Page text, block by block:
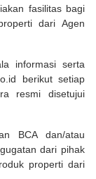
fasilitas bagi
dari Agen
informasi serta
berikut setiap
resmi disetujui
BCA dan/atau
dari pihak
properti dari